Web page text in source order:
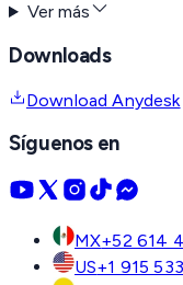
Ver más
Downloads
Download Anydesk
Síguenos en
MX+52 614
US+1 915